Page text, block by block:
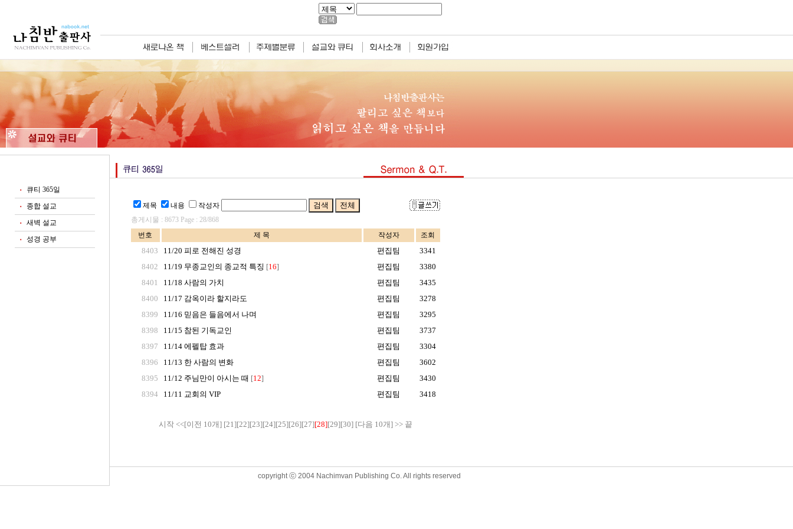
■ 큐티 365일
■ 종합 설교
■ 새벽 설교
■ 성경 공부
제목 내용
작성자
총게시물 : 8673 Page : 28/868
번호
제 목 작성자 조회
8403 11/20 피로 전해진 성경 편집팀
3341
8402
11/19 무종교인의 종교적 특징 [16] 편집팀
3380
8401
11/18 사람의 가치 편집팀
3435
8400
11/17 감옥이라 할지라도 편집팀
3278
8399
11/16 믿음은 들음에서 나며 편집팀
3295
8398
11/15 참된 기독교인 편집팀
3737
8397
11/14 에펠탑 효과 편집팀
3304
8396
11/13 한 사람의 변화 편집팀
3602
8395
11/12 주님만이 아시는 때 [12] 편집팀
3430
8394
11/11 교회의 VIP 편집팀 3418
시작 <<[이전 10개] [21][22][23][24][25][26][27][28][29][30][다음 10개] >> 끝
copyright ⓒ 2004 Nachimvan Publishing Co. All rights reserved